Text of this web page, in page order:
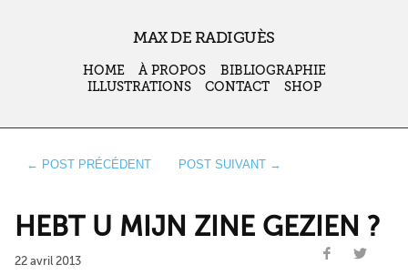
MAX DE RADIGUÈS
HOME À PROPOS
BIBLIOGRAPHIE
ILLUSTRATIONS
CONTACT SHOP
← POST PRÉCÉDENT POST SUIVANT →
HEBT U MIJN ZINE GEZIEN ?
22 avril 2013